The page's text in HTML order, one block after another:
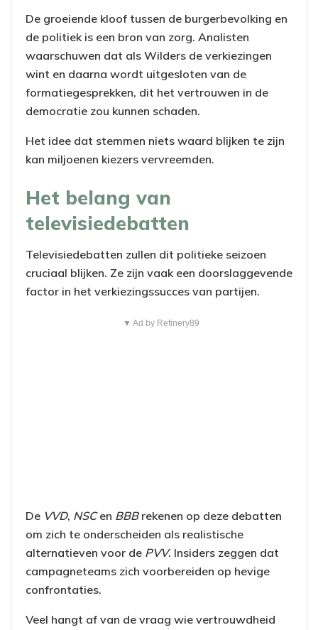
De groeiende kloof tussen de burgerbevolking en
de politiek is een bron van zorg. Analisten
waarschuwen dat als Wilders de verkiezingen
wint en daarna wordt uitgesloten van de
formatiegesprekken, dit het vertrouwen in de
democratie zou kunnen schaden.
Het idee dat stemmen niets waard blijken te zijn
kan miljoenen kiezers vervreemden.
Het belang van
televisiedebatten
Televisiedebatten zullen dit politieke seizoen
cruciaal blijken. Ze zijn vaak een doorslaggevende
factor in het verkiezingssucces van partijen.
▼ Ad by Refinery89
De VVD, NSCen BBBrekenen op deze debatten
om zich te onderscheiden als realistische
alternatieven voor de PVV. Insiders zeggen dat
campagneteams zich voorbereiden op hevige
confrontaties.
Veel hangt af van de vraag wie vertrouwdheid